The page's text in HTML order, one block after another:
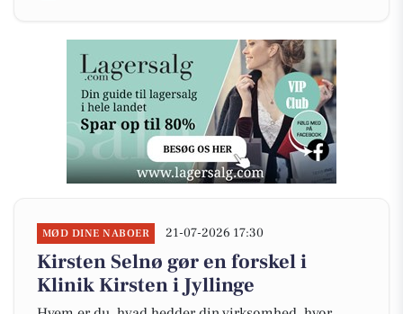
MØD DINE NABOER 21-07-2026 17:30
Kirsten Selnø gør en forskel i
Klinik Kirsten i Jyllinge